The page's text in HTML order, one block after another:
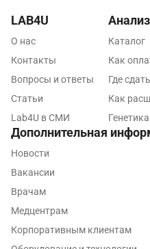
Калининград
Кемерово
Коломна
Королев
Котельники
Красногорск
LAB4U
О нас
Контакты
Вопросы и ответы
Статьи
Lab4U в СМИ
Каталог
Как
Где сдать
Как
Генетика
Дополнительная
Новости
Вакансии
Врачам
Медцентрам
Корпоративным клиентам